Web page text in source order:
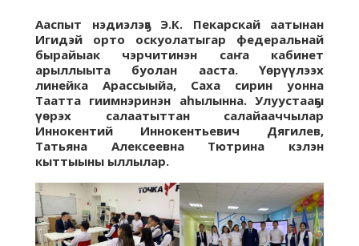
Ааспыт нэдиэлэҕэ Э.К. Пекарскай аатынан
Игидэй орто оскуолатыгар федеральнай
бырайыак чэрчитинэн саҥа кабинет
арыллыыта буолан ааста. Үөрүүлээх
линейка Арассыыйа, Саха сирин уонна
Таатта гиимнэринэн аһылынна. Улуустааҕы
үөрэх салаатыттан салайааччылар
Иннокентий Иннокентьевич Дягилев,
Татьяна Алексеевна Тютрина кэлэн
кыттыыны ыллылар.